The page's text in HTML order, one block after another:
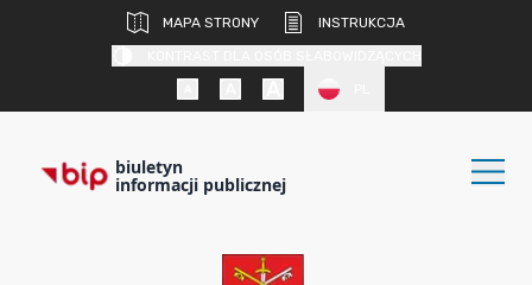
MAPA STRONY
INSTRUKCJA
biuletyn
informacji publicznej